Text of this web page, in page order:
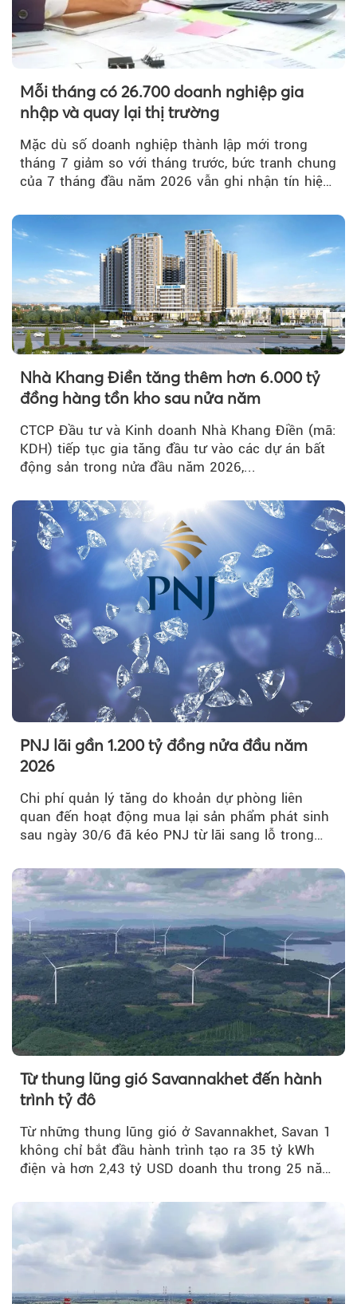
Mỗi tháng có 26.700 doanh nghiệp gia
nhập và quay lại thị trường
Mặc dù số doanh nghiệp thành lập mới trong
tháng 7 giảm so với tháng trước, bức tranh chung
của 7 tháng đầu năm 2026 vẫn ghi nhận tín hiệu
Nhà Khang Điền tăng thêm hơn 6.000 tỷ
đồng hàng tồn kho sau nửa năm
CTCP Đầu tư và Kinh doanh Nhà Khang Điền (mã:
KDH) tiếp tục gia tăng đầu tư vào các dự án bất
động sản trong nửa đầu năm 2026,...
PNJ lãi gần 1.200 tỷ đồng nửa đầu năm
2026
Chi phí quản lý tăng do khoản dự phòng liên
quan đến hoạt động mua lại sản phẩm phát sinh
sau ngày 30/6 đã kéo PNJ từ lãi sang lỗ trong
Từ thung lũng gió Savannakhet đến hành
trình tỷ đô
Từ những thung lũng gió ở Savannakhet, Savan 1
không chỉ bắt đầu hành trình tạo ra 35 tỷ kWh
điện và hơn 2,43 tỷ USD doanh thu trong 25 năm